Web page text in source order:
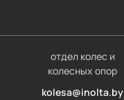
отдел колес и
колесных опор
kolesa@inolta.by